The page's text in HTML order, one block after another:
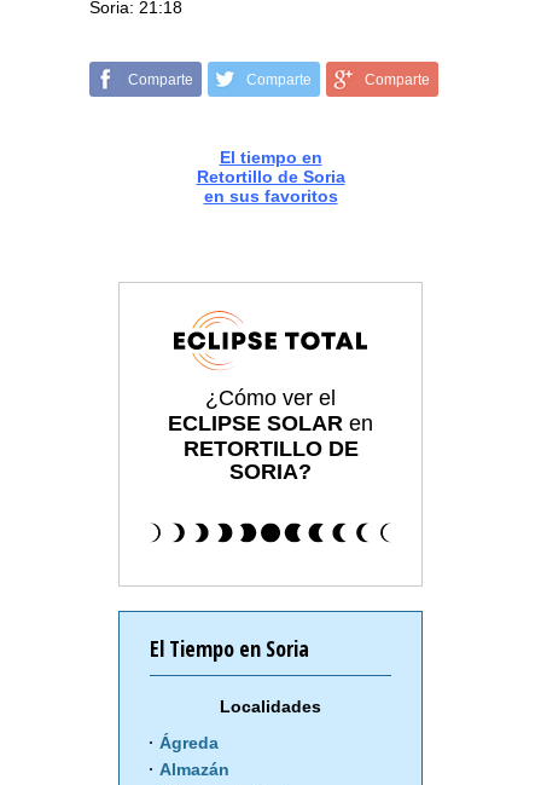
Soria: 21:18
Comparte Comparte Comparte
El tiempo en
Retortillo de Soria
en sus favoritos
¿Cómo ver el
ECLIPSE SOLAR en
RETORTILLO DE
SORIA?
El Tiempo en Soria
Localidades
Ágreda
Almazán